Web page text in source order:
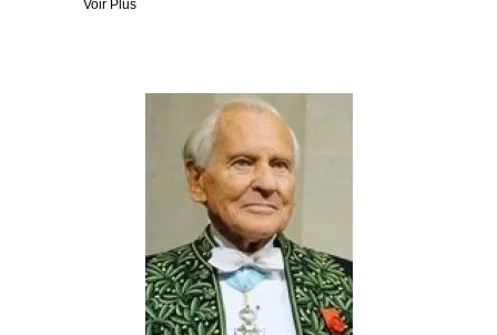
Voir Plus